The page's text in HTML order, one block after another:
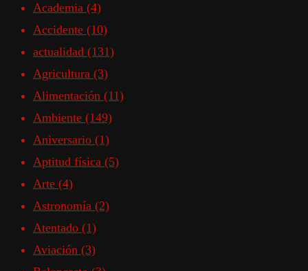
Academia (4)
Accidente (10)
actualidad (131)
Agricultura (3)
Alimentación (11)
Ambiente (149)
Aniversario (1)
Aptitud física (5)
Arte (4)
Astronomía (2)
Atentado (1)
Aviación (3)